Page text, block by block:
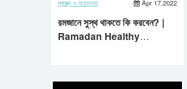
স্বাস্থ্য ও সচেতনতা Apr 17,2022
রমজানে সুস্থ থাকতে কি করবেন? |
Ramadan Healthy